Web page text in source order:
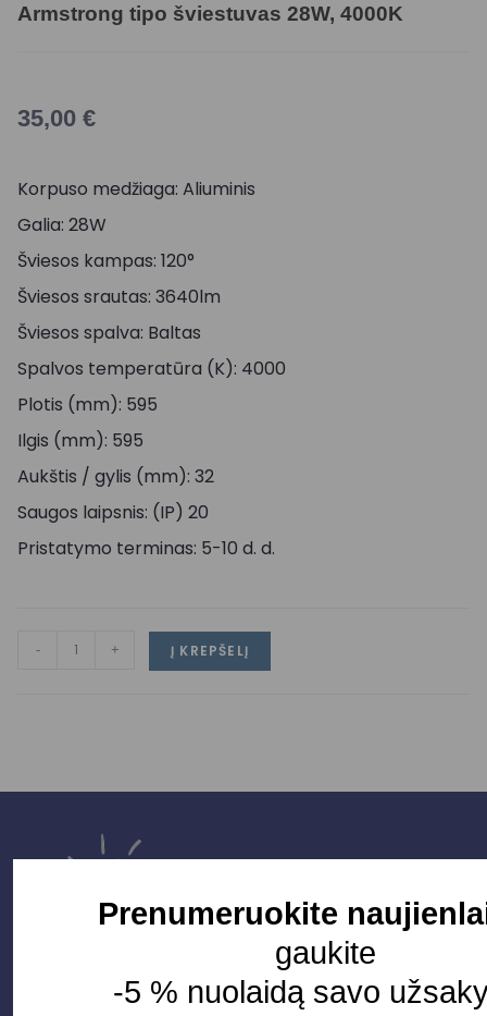
Armstrong tipo šviestuvas 28W, 4000K
35,00 €
Korpuso medžiaga: Aliuminis
Galia: 28W
Šviesos kampas: 120°
Šviesos srautas: 3640lm
Šviesos spalva: Baltas
Spalvos temperatūra (K): 4000
Plotis (mm): 595
Ilgis (mm): 595
Aukštis / gylis (mm): 32
Saugos laipsnis: (IP) 20
Pristatymo terminas: 5-10 d. d.
- + Į KREPŠELĮ
Prenumeruokite
gaukite
-5 % nuolaidą savo